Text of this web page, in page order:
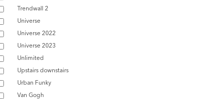
Trendwall 2
Universe
Universe 2022
Universe 2023
Unlimited
Upstairs downstairs
Urban Funky
Van Gogh